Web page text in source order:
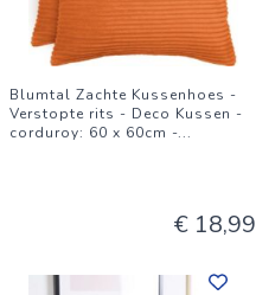
Blumtal Zachte Kussenhoes -
Verstopte rits - Deco Kussen -
corduroy: 60 x 60cm -...
€ 18,99